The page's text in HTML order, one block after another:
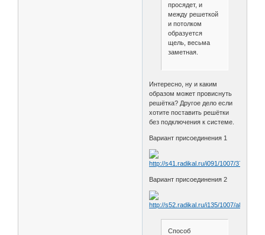
просядет, и
между решеткой
и потолком
образуется
щель, весьма
заметная.
Интересно, ну и каким
образом может провиснуть
решётка? Другое дело если
хотите поставить решётки
без подключения к системе.
Вариант присоединения 1
Вариант присоединения 2
Способ